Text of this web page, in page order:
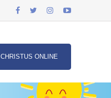
CHRISTUS ONLINE